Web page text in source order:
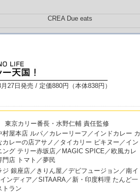
27日発売 / 定価880円（本体838円）
東京カリー番長・ 水野仁輔責任監修
村屋本店 ルパ／カレーリーフ／インドカレー カ
カレーの店アサノ／タイカリー ピキヌー／イン
ング テリー赤坂店／MAGIC SPICE／欧風カレ
門店 トマト／夢民
ジ 銀座店／きりん屋／デビフュージョン／南イ
ンディア／SITAARA／新・印度料理 たんど一
トラン